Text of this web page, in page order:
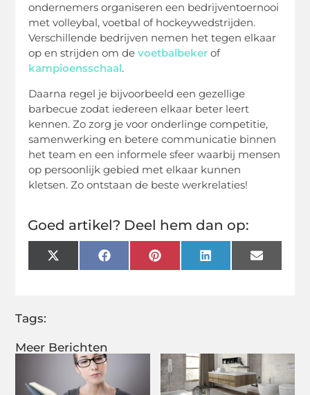
Meer Berichten
ondernemers organiseren een bedrijventoernooi
met volleybal, voetbal of hockeywedstrijden.
Verschillende bedrijven nemen het tegen elkaar
op en strijden om devoetbalbeker of
kampioensschaal.
Daarna regel je bijvoorbeeld een gezellige
barbecue zodat iedereen elkaar beter leert
kennen. Zo zorg je voor onderlinge competitie,
samenwerking en betere communicatie binnen
het team en een informele sfeer waarbij mensen
op persoonlijk gebied met elkaar kunnen
kletsen. Zo ontstaan de beste werkrelaties!
Goed artikel? Deel hem dan op:
X
(Twitter)
FacebookPinterestLinkedInEmail
Tags: